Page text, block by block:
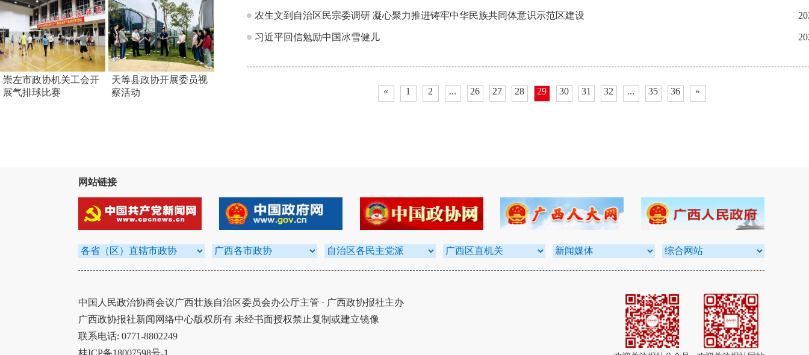
崇左市政协机关工会开
展气排球比赛
天等县政协开展委员视
察活动
农生文到自治区民宗委调研 凝心聚力推进铸牢中华民族共同体意识示范区建设
习近平回信勉励中国冰雪健儿
« 1 2 ... 26 27 28 29 30 31 32 ... 35 36 »
网站链接
中国人民政治协商会议广西壮族自治区委员会办公厅主管 · 广西政协报社主办
广西政协报社新闻网络中心版权所有 未经书面授权禁止复制或建立镜像
联系电话: 0771-8802249
桂ICP备18007598号-1